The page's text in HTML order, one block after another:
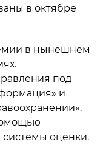
в октябре
в нынешнем
под
и
системы оценки.